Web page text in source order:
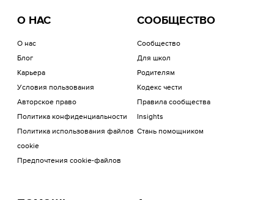
О НАС
О нас
Блог
Карьера
Условия пользования
Авторское право
Политика конфиденциальности
Политика использования файлов
cookie
Предпочтения cookie-файлов
СООБЩЕСТВО
Сообщество
Для школ
Родителям
Кодекс чести
Правила сообщества
Insights
Стань помощником